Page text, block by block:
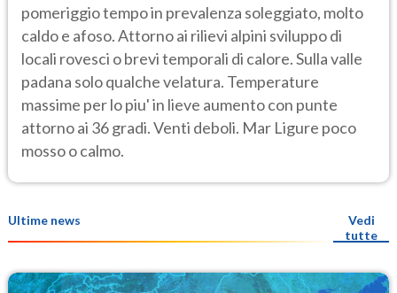
pomeriggio tempo in prevalenza soleggiato, molto
caldo e afoso. Attorno ai rilievi alpini sviluppo di
locali rovesci o brevi temporali di calore. Sulla valle
padana solo qualche velatura. Temperature
massime per lo piu' in lieve aumento con punte
attorno ai 36 gradi. Venti deboli. Mar Ligure poco
mosso o calmo.
Ultime news
Vedi
tutte